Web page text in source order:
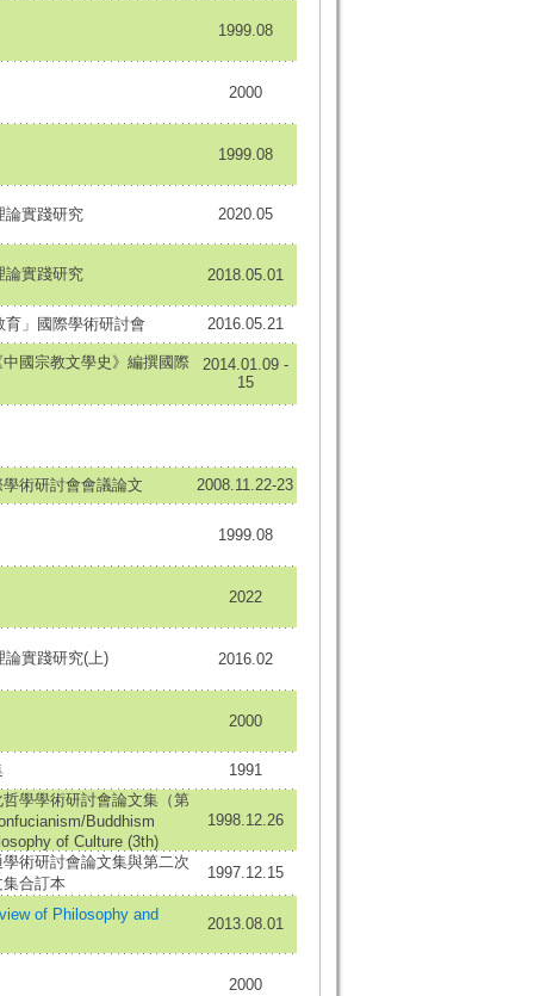
1999.08
2000
1999.08
論實踐研究 2020.05
論實踐研究 2018.05.01
」國際學術研討會 2016.05.21
國宗教文學史》編撰國際
2014.01.09 -
15
學術研討會會議論文 2008.11.22-23
1999.08
2022
論實踐研究(上) 2016.02
2000
1991
學學術研討會論文集（第
Buddhism
of Culture (3th)
1998.12.26
術研討會論文集與第二次
合訂本
1997.12.15
of Philosophy and
2013.08.01
2000